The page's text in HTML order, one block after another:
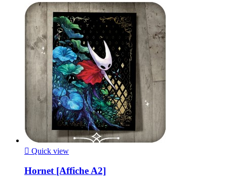
 Quick view
Hornet [Affiche A2]